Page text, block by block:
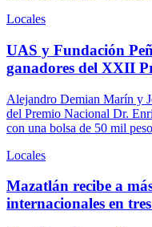
Locales
UAS y Fundación
ganadores del XXII
Alejandro Demian Marín y
del Premio Nacional Dr.
con una bolsa de 50 mil
Locales
Mazatlán recibe a
internacionales en